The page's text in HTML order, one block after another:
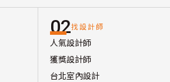
02找設計師
人氣設計師
獲獎設計師
台北室內設計